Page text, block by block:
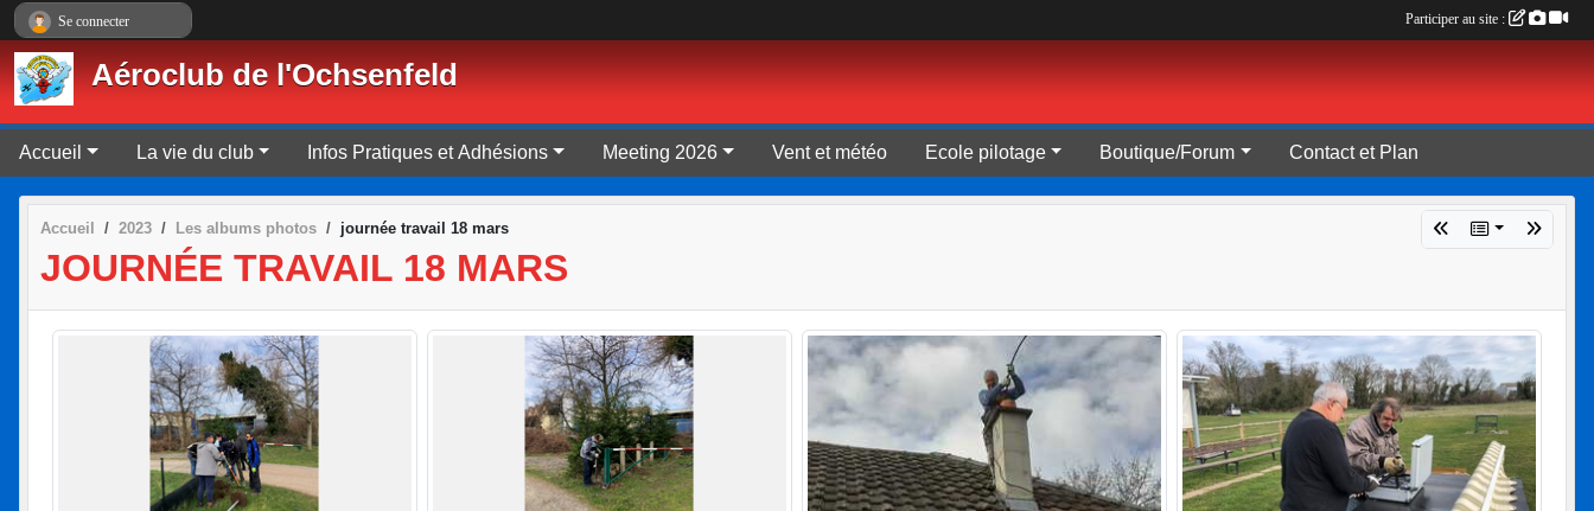
Aéroclub de l'Ochsenfeld
Accueil La vie du club Infos Pratiques et Adhésions Meeting 2026 Vent et météo Ecole pilotage Boutique/Forum Contact et Plan
Accueil 2023 Les albums photos journée travail 18 mars
JOURNÉE TRAVAIL 18 MARS
Se connecter Participer au site :
Panneau de gestion des cookies